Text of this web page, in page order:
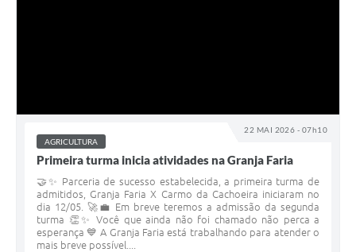
22 MAI 2026 - 07h10
AGRICULTURA
Primeira turma inicia atividades na Granja Faria
🤝✨ Parceria de sucesso estabelecida, a primeira turma de
admitidos, Granja Faria X Carmo da Cachoeira iniciaram no
dia 12/05. 🚀💼 Em breve teremos a admissão da segunda
turma 👏✨ Você que ainda não foi chamado não perca a
esperança 💙 A Granja Faria está trabalhando para atender o
mais breve possível....